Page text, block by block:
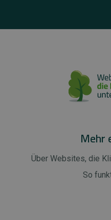
Mehr
Über Websites, die
So